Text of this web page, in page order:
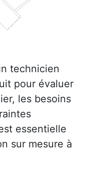
technicien
pour évaluer
les besoins
essentielle
sur mesure à